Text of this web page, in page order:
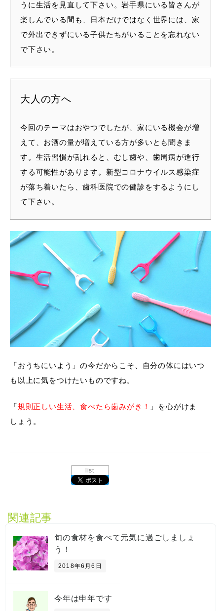
うに生活を見直して下さい。岩手県にいる皆さんが
楽しんでいる間も、日本だけではなく世界には、家
で外出できずにいる子供たちがいることを忘れない
で下さい。
大人の方へ
今回のテーマはおやつでしたが、家にいる機会が増
えて、お酒の量が増えている方が多いとも聞きま
す。生活習慣が乱れると、むし歯や、歯周病が進行
する可能性があります。新型コロナウイルス感染症
が落ち着いたら、歯科医院での健診をするようにし
て下さい。
「おうちにいよう」の今だからこそ、自分の体にはいつ
も以上に気をつけたいものですね。
「規則正しい生活、食べたら歯みがき！
」を心がけま
しょう。
list
関連記事
旬の食材を食べて元気に過ごしましょ
う！
2018年6月6日
今年は申年です